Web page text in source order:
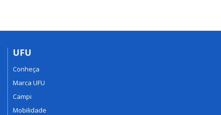
UFU
Conheça
Marca UFU
Campi
Mobilidade